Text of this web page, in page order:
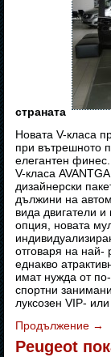
страната
Новата V-класа
при вътрешното
елегантен
V-класа
дизайнерски
дължини на
вида двигатели
опция, новата
отговаря на най-
еднакво
имат нужда от
спортни
луксозен VIP-
Продължение →
Peugeot